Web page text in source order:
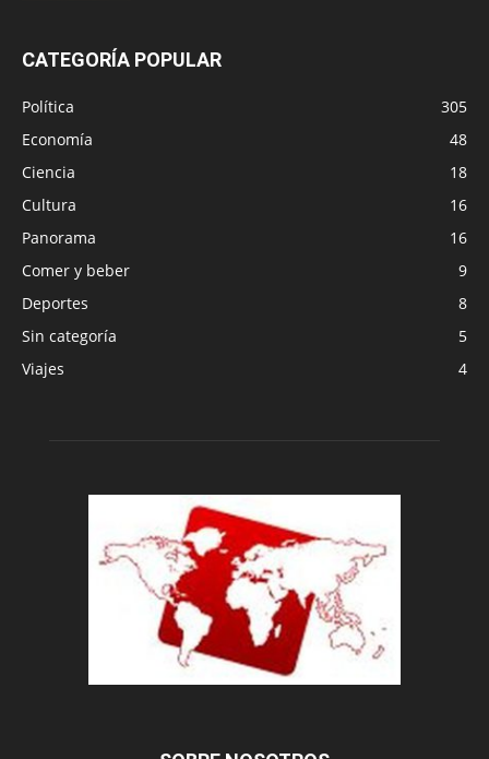
CATEGORÍA POPULAR
Política
305
Economía
48
Ciencia
18
Cultura
16
Panorama
16
Comer y beber
9
Deportes
8
Sin categoría
5
Viajes
4